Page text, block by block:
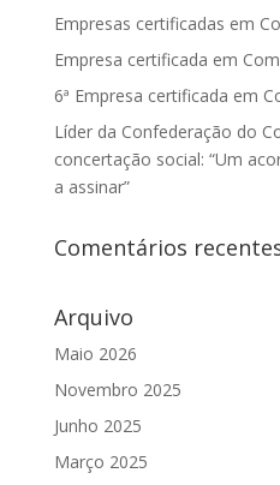
Empresas certificadas em
Empresa certificada em
6ª Empresa certificada em
Líder da Confederação do
concertação social: “Um
a assinar”
Comentários
Arquivo
Maio 2026
Novembro 2025
Junho 2025
Março 2025